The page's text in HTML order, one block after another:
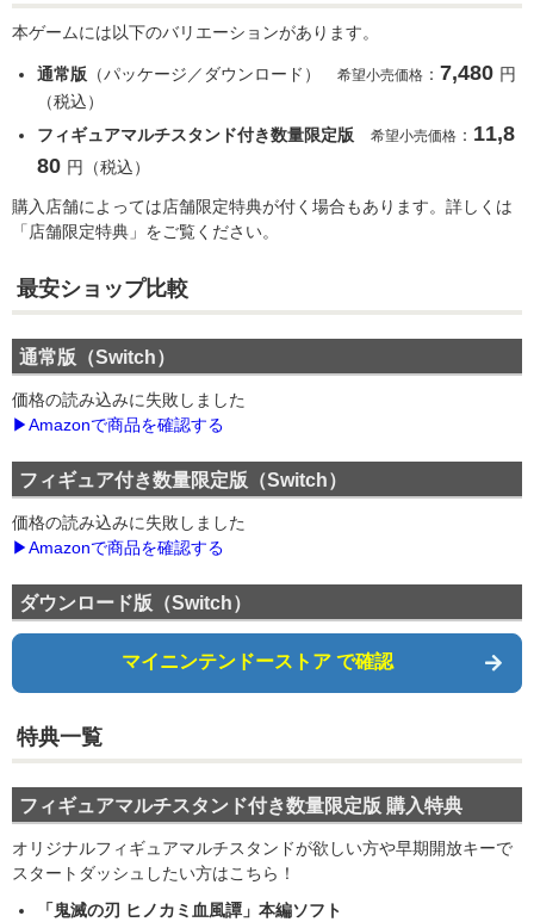
本ゲームには以下のバリエーションがあります。
通常版 （パッケージ／ダウンロード） 希望小売価格 ： 7,480 円
（税込）
フィギュアマルチスタンド付き数量限定版
希望小売価格 ： 11,8
80 円（税込）
購入店舗によっては店舗限定特典が付く場合もあります。詳しくは
「店舗限定特典」をご覧ください。
最安ショップ比較
通常版（Switch）
価格の読み込みに失敗しました
▶Amazonで商品を確認する
フィギュア付き数量限定版（Switch）
価格の読み込みに失敗しました
▶Amazonで商品を確認する
ダウンロード版（Switch）
マイニンテンドーストア で確認
特典一覧
フィギュアマルチスタンド付き数量限定版 購入特典
オリジナルフィギュアマルチスタンドが欲しい方や早期開放キーで
スタートダッシュしたい方はこちら！
「鬼滅の刃 ヒノカミ血風譚」本編ソフト